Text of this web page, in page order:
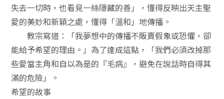
失去一切時，也看見一絲隱藏的善」，懂得反映出天主聖
愛的美妙和新穎之處，懂得「溫和」地傳播。
教宗寫道：「我夢想中的傳播不販賣假象或恐懼，卻
能給予希望的理由。」為了達成這點，「我們必須改掉那
些愛當主角和自以為是的『毛病』，避免在說話時自得其
滿的危險」。
希望的故事